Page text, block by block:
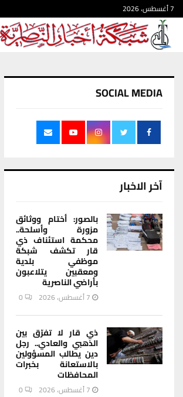
7 أغسطس، 2026
SOCIAL MEDIA
آخر الاخبار
بالصور: أختام ووثائق
مزورة وأسلحة..
محكمة استئناف ذي
قار تكشف شبكة
موظفي بلدية
ومعقبين يتلاعبون
بأراضي الناصرية
7 أغسطس، 2026 0
ذي قار لا تفرّق بين
الذهبي والعادي.. رجل
دين يطالب المسؤولين
بالاستعانة بخبرات
المحافظات
7 أغسطس، 2026 0